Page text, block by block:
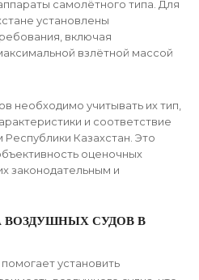
самолётного типа. Для
установлены
включая
взлётной массой
необходимо учитывать их тип,
и соответствие
Казахстан. Это
оценочных
законодательным и
СУДОВ В
установить